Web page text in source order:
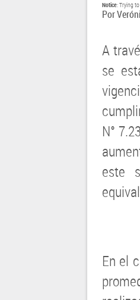
Notice: Trying
Por
A
se
N°
este
En el